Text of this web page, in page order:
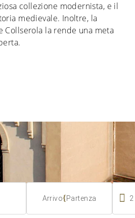
collezione modernista, e il
medievale. Inoltre, la
Collserola la rende una meta
Arrivo{Partenza  2